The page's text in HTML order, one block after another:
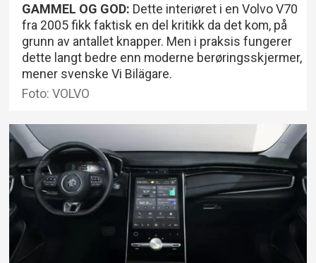
GAMMEL OG GOD: Dette interiøret i en Volvo V70
fra 2005 fikk faktisk en del kritikk da det kom, på
grunn av antallet knapper. Men i praksis fungerer
dette langt bedre enn moderne berøringsskjermer,
mener svenske Vi Bilägare.
Foto: VOLVO